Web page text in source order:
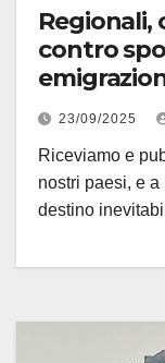
Regionali,
contro
23/09/2025
Riceviamo e
nostri paesi, e
destino